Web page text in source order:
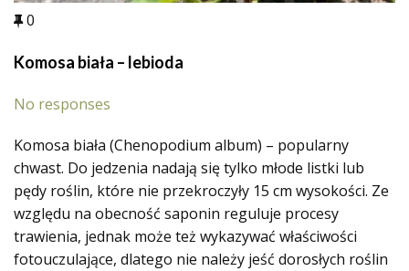
0
Komosa biała – lebioda
No responses
Komosa biała (Chenopodium album) – popularny
chwast. Do jedzenia nadają się tylko młode listki lub
pędy roślin, które nie przekroczyły 15 cm wysokości. Ze
względu na obecność saponin reguluje procesy
trawienia, jednak może też wykazywać właściwości
fotouczulające, dlatego nie należy jeść dorosłych roślin